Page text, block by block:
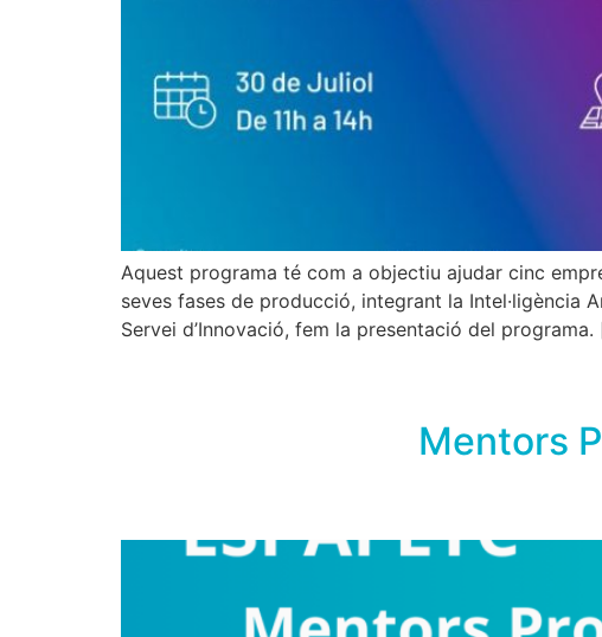
Aquest programa té com a objectiu ajudar cinc
seves fases de producció, integrant la Intel·ligència
Servei d’Innovació, fem la presentació del
Mentors